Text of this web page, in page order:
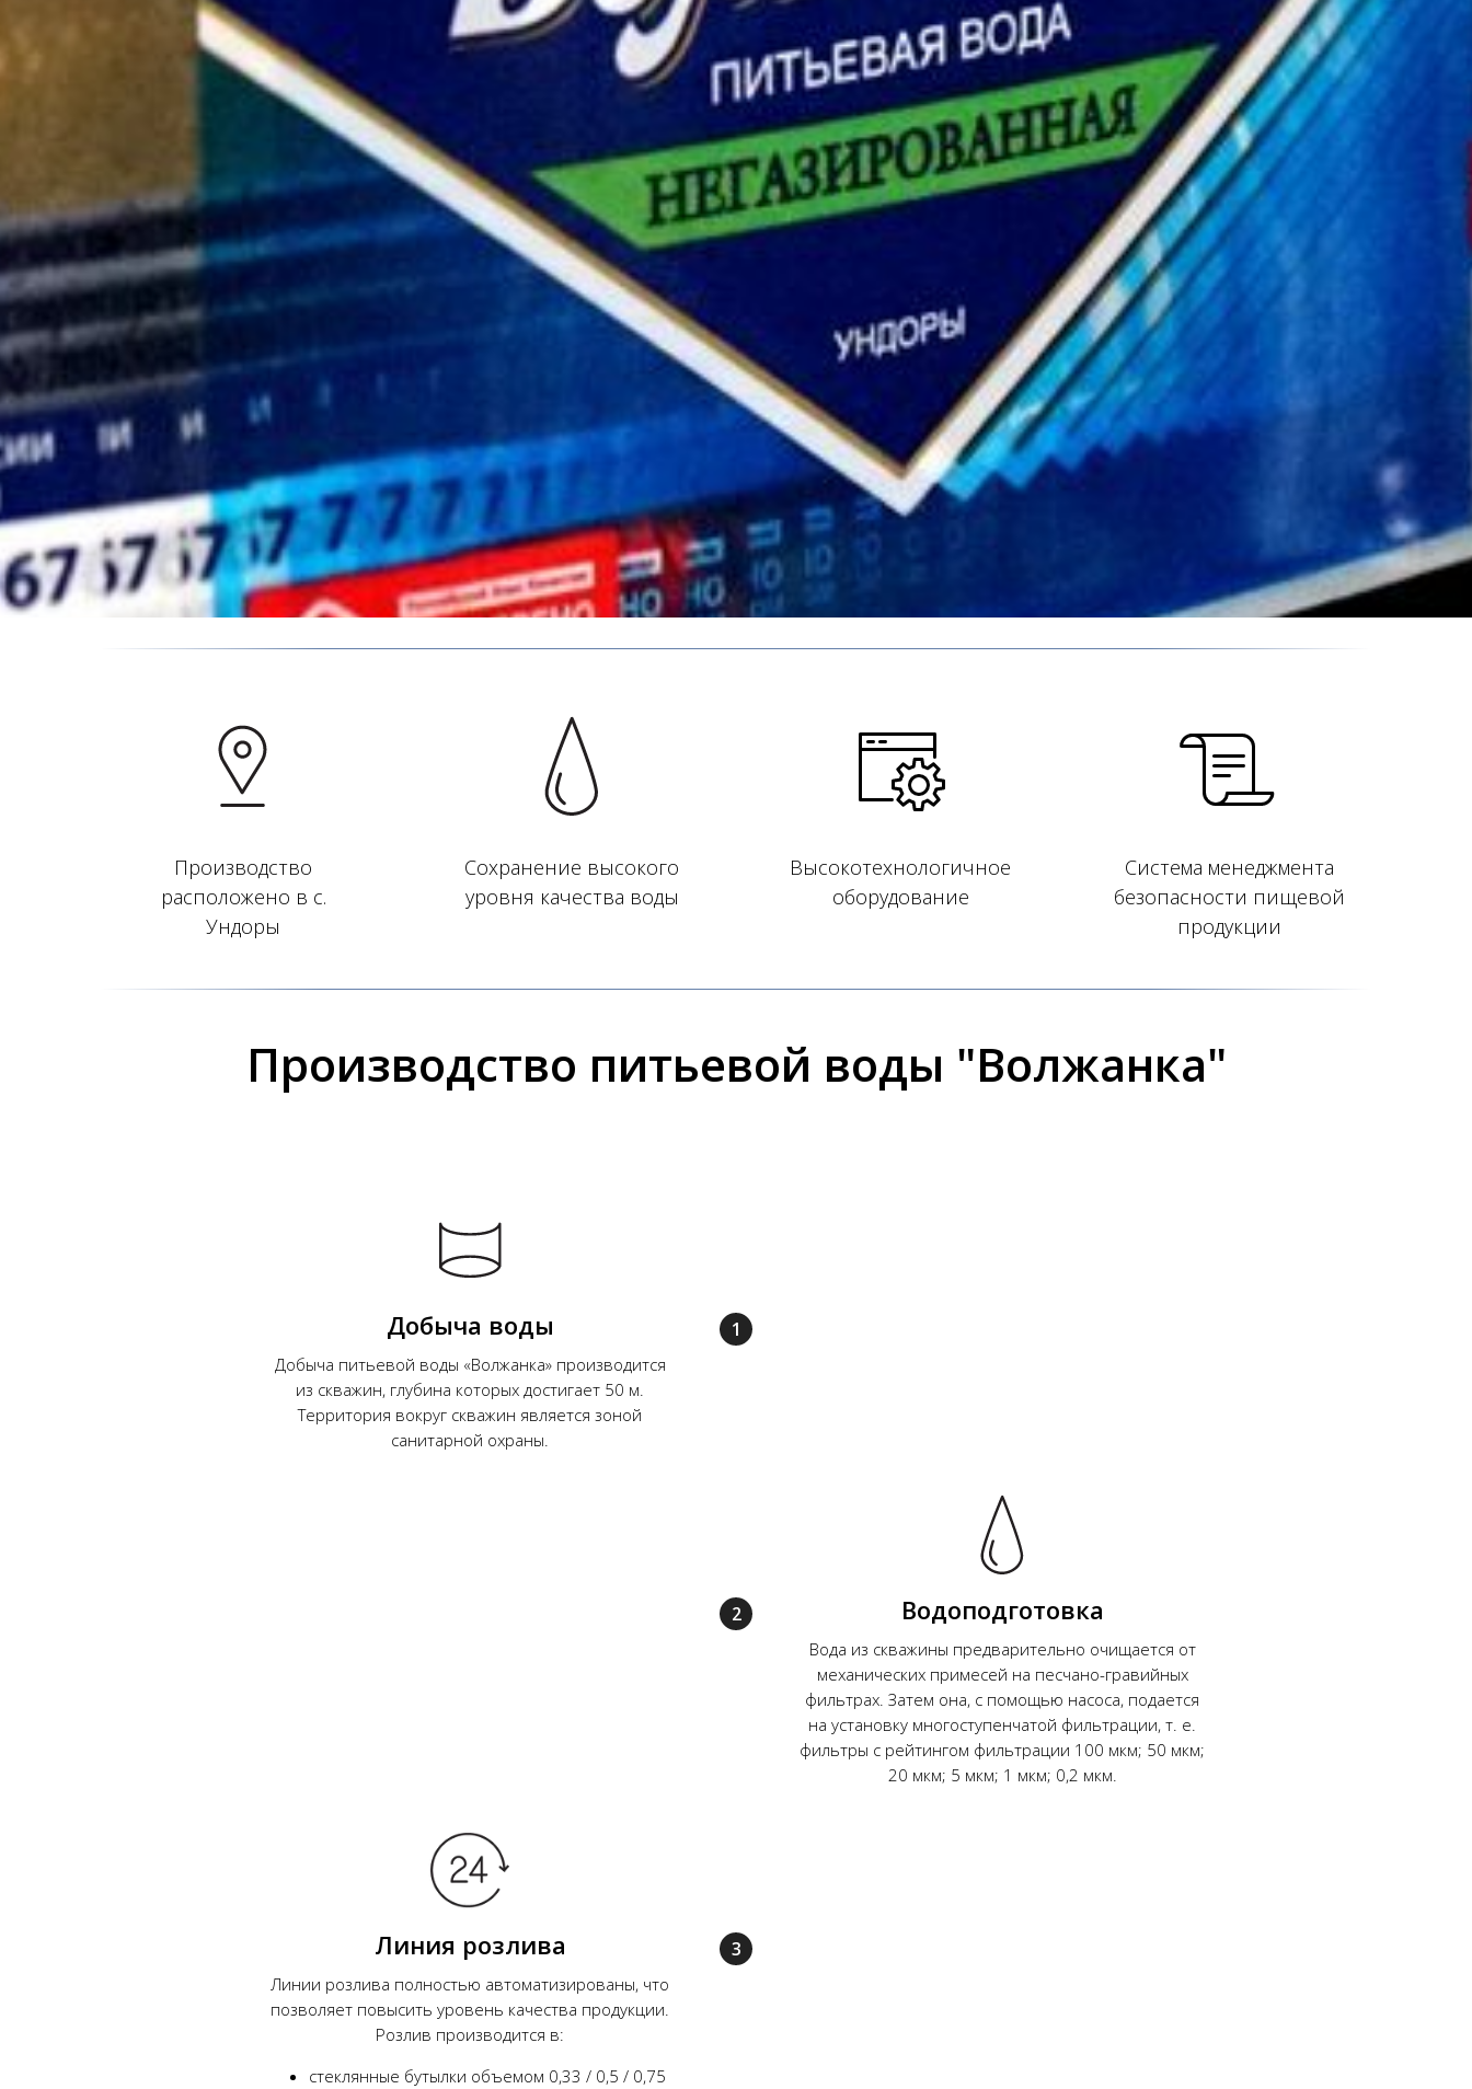
Производство
расположено в с.
Ундоры
Сохранение высокого
уровня качества воды
Высокотехнологичное
оборудование
Система менеджмента
безопасности пищевой
продукции
Производство питьевой воды "Волжанка"
Добыча воды
Добыча питьевой воды «Волжанка» производится
из скважин, глубина которых достигает 50 м.
Территория вокруг скважин является зоной
санитарной охраны.
Водоподготовка
Вода из скважины предварительно очищается от
механических примесей на песчано-гравийных
фильтрах. Затем она, с помощью насоса, подается
на установку многоступенчатой фильтрации, т. е.
фильтры с рейтингом фильтрации 100 мкм; 50 мкм;
20 мкм; 5 мкм; 1 мкм; 0,2 мкм.
Линия розлива
Линии розлива полностью автоматизированы, что
позволяет повысить уровень качества продукции.
Розлив производится в:
стеклянные бутылки объемом 0,33 / 0,5 / 0,75